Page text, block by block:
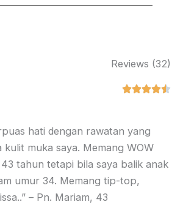
Reviews (32)
hati dengan rawatan yang
kulit muka saya. Memang WOW
tahun tetapi bila saya balik anak
umur 34. Memang tip-top,
– Pn. Mariam, 43